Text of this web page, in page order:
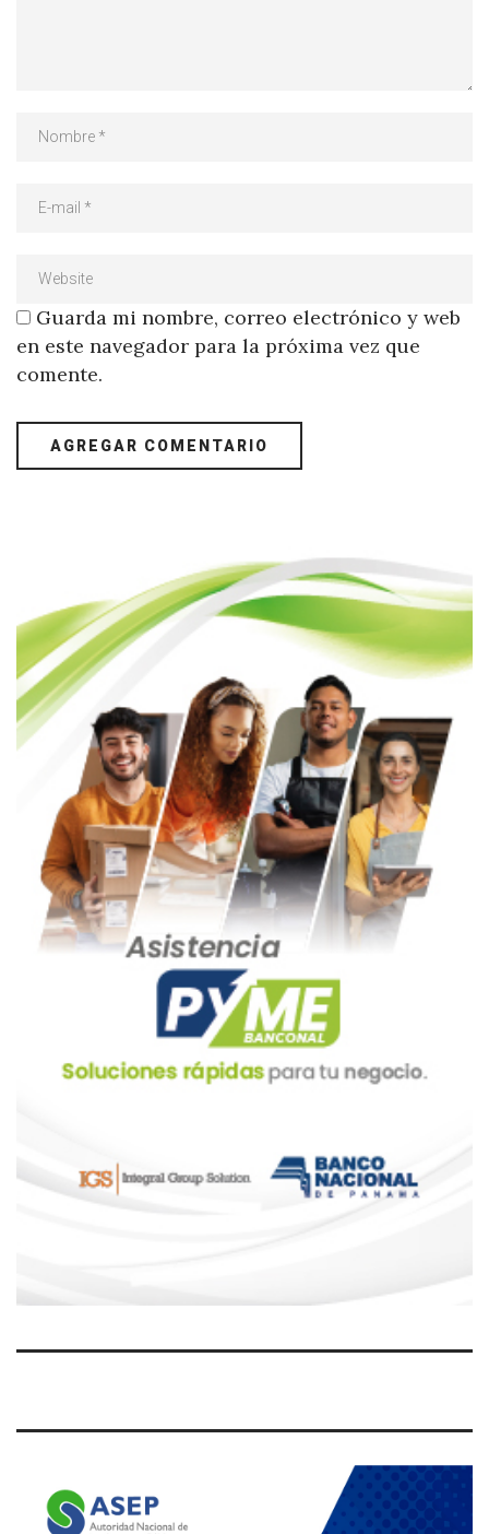
Guarda mi nombre, correo electrónico y web
en este navegador para la próxima vez que
comente.